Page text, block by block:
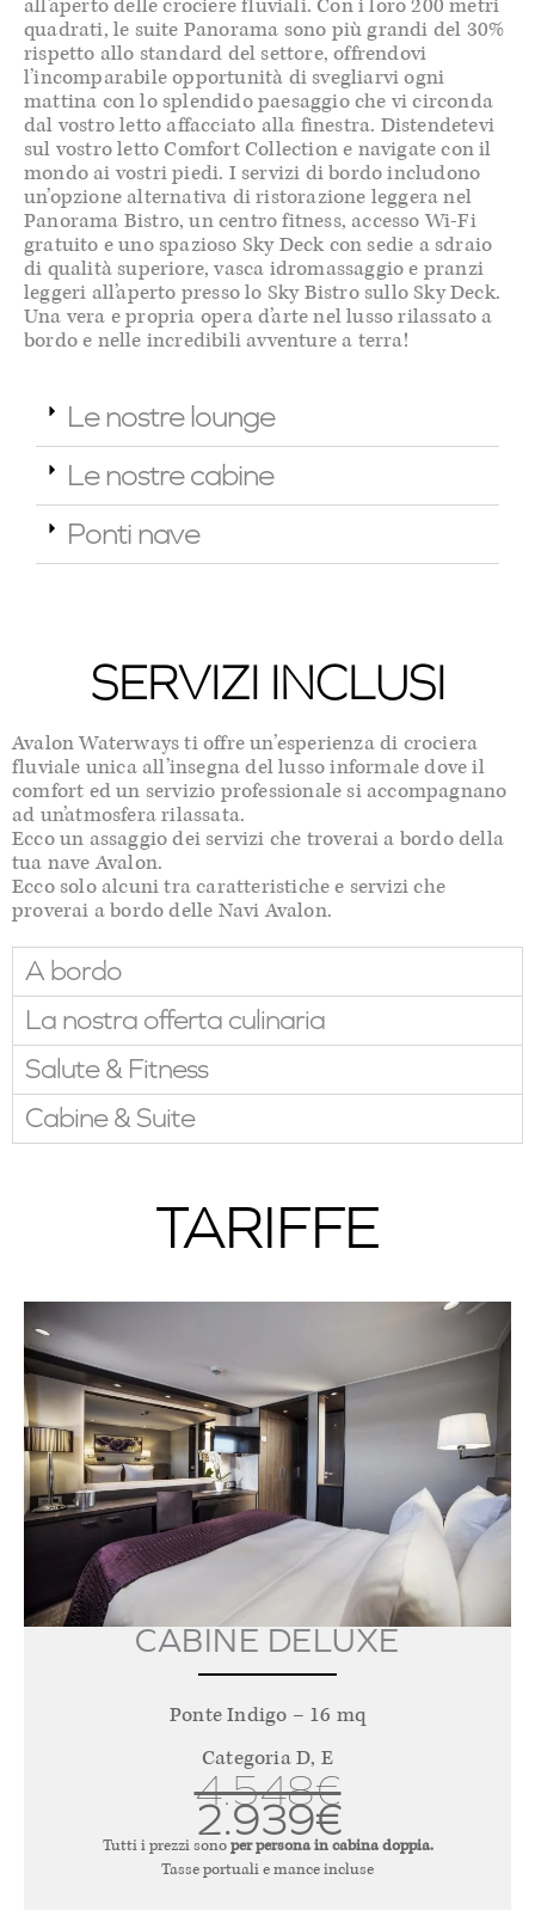
all’aperto delle crociere fluviali. Con i loro 200 metri
quadrati, le suite Panorama sono più grandi del 30%
rispetto allo standard del settore, offrendovi
l’incomparabile opportunità di svegliarvi ogni
mattina con lo splendido paesaggio che vi circonda
dal vostro letto affacciato alla finestra. Distendetevi
sul vostro letto Comfort Collection e navigate con il
mondo ai vostri piedi. I servizi di bordo includono
un’opzione alternativa di ristorazione leggera nel
Panorama Bistro, un centro fitness, accesso Wi-Fi
gratuito e uno spazioso Sky Deck con sedie a sdraio
di qualità superiore, vasca idromassaggio e pranzi
leggeri all’aperto presso lo Sky Bistro sullo Sky Deck.
Una vera e propria opera d’arte nel lusso rilassato a
bordo e nelle incredibili avventure a terra!
Le nostre lounge
Le nostre cabine
Ponti nave
SERVIZI INCLUSI
Avalon Waterways ti offre un’esperienza di crociera
fluviale unica all’insegna del lusso informale dove il
comfort ed un servizio professionale si accompagnano
ad un’atmosfera rilassata.
Ecco un assaggio dei servizi che troverai a bordo della
tua nave Avalon.
Ecco solo alcuni tra caratteristiche e servizi che
proverai a bordo delle Navi Avalon.
A bordo
La nostra offerta culinaria
Salute & Fitness
Cabine & Suite
TARIFFE
CABINE DELUXE
Ponte Indigo – 16 mq
Categoria D, E
4.548€
2.939€
Tutti i prezzi sonoper persona in cabina doppia.
Tasse portuali e mance incluse